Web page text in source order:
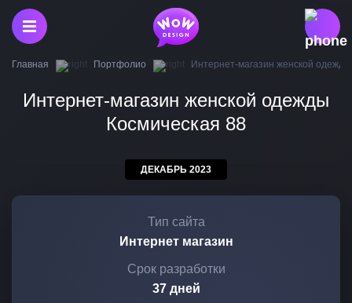
Главная Портфолио Интернет-магазин женской
Интернет-магазин женской одежды
Космическая 88
ДЕКАБРЬ 2023
Тип сайта
Интернет магазин
Срок разработки
37 дней